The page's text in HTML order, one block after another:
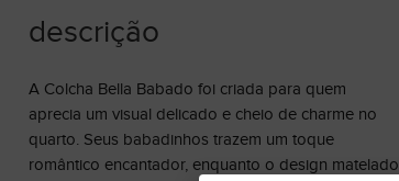
descrição
A Colcha Bella Babado foi criada para quem
aprecia um visual delicado e cheio de charme no
quarto. Seus babadinhos trazem um toque
romântico encantador, enquanto o design matelado